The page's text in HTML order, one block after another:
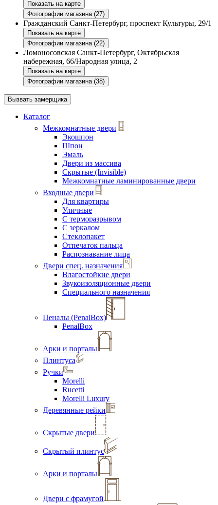
Показать на карте
Фотографии магазина (27)
Гражданский Санкт-Петербург, проспект Культуры, 29/1
Показать на карте
Фотографии магазина (22)
Ломоносовская Санкт-Петербург, Октябрьская
набережная, 66/Народная улица, 2
Показать на карте
Фотографии магазина (38)
Вызвать замерщика
Каталог
Межкомнатные двери
Экошпон
Шпон
Эмаль
Двери из массива
Скрытые (Invisible)
Межкомнатные ламинированные двери
Входные двери
Для квартиры
Уличные
С терморазрывом
С зеркалом
Стеклопакет
Отпечаток пальца
Распознавание лица
Двери спец. назначения
Влагостойкие двери
Звукоизоляционные двери
Специального назначения
Пеналы (PenalBox)
PenalBox
Арки и порталы
Плинтуса
Ручки
Morelli
Rucetti
Morelli Luxury
Деревянные рейки
Скрытые двери
Скрытый плинтус
Арки и порталы
Двери с фрамугой